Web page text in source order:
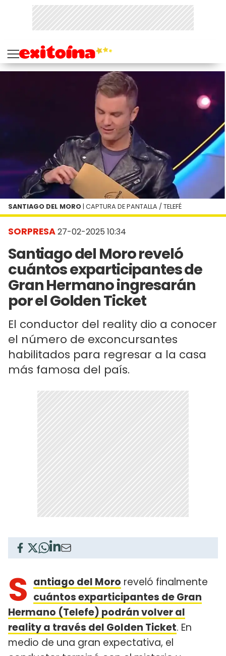
SORPRESA27-02-2025 10:34
Santiago del Moro reveló
cuántos exparticipantes de
Gran Hermano ingresarán
por el Golden Ticket
El conductor del reality dio a conocer
el número de exconcursantes
habilitados para regresar a la casa
más famosa del país.
SANTIAGO DEL MORO | CAPTURA DE PANTALLA / TELEFÉ
S antiago del Moro reveló finalmente
cuántos exparticipantes de Gran
Hermano (Telefe) podrán volver al
reality a través del Golden Ticket. En
medio de una gran expectativa, el